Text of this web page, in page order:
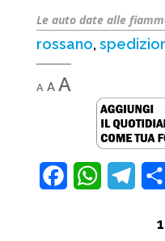
Le auto date alle
rossano,
A
Decrease
font
A
Reset
font
AIncrease
font
size.
W
1